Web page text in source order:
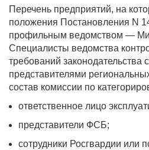
Перечень предприятий, на
положения Постановления N
профильным ведомством —
Специалисты ведомства
требований законодательства
представителями
состав комиссии по
ответственное лицо
представители ФСБ;
сотрудники Росгвардии или